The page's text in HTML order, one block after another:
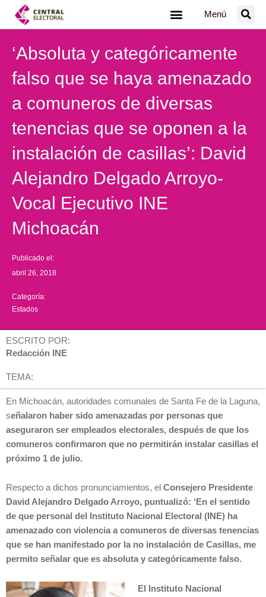
Menú
‘Absoluta y categóricamente
falso que se haya amenazado
a comuneros de diversas
tenencias que se oponen a la
instalación de casillas’: David
Alejandro Delgado Arroyo-
Vocal Ejecutivo INE
Michoacán
Publicado el:
abril 26, 2018
Categoría:
Estados
ESCRITO POR:
Redacción INE
TEMA:
En Michoacán, autoridades comunales de Santa Fe de la Laguna,
señalaron haber sido amenazadas por personas que
aseguraron ser empleados electorales, después de que los
comuneros confirmaron que no permitirán instalar casillas el
próximo 1 de julio.
Respecto a dichos pronunciamientos, el Consejero Presidente
David Alejandro Delgado Arroyo, puntualizó: ‘En el sentido
de que personal del Instituto Nacional Electoral (INE) ha
amenazado con violencia a comuneros de diversas tenencias
que se han manifestado por la no instalación de Casillas, me
permito señalar que es absoluta y categóricamente falso.
El
Instituto Nacional